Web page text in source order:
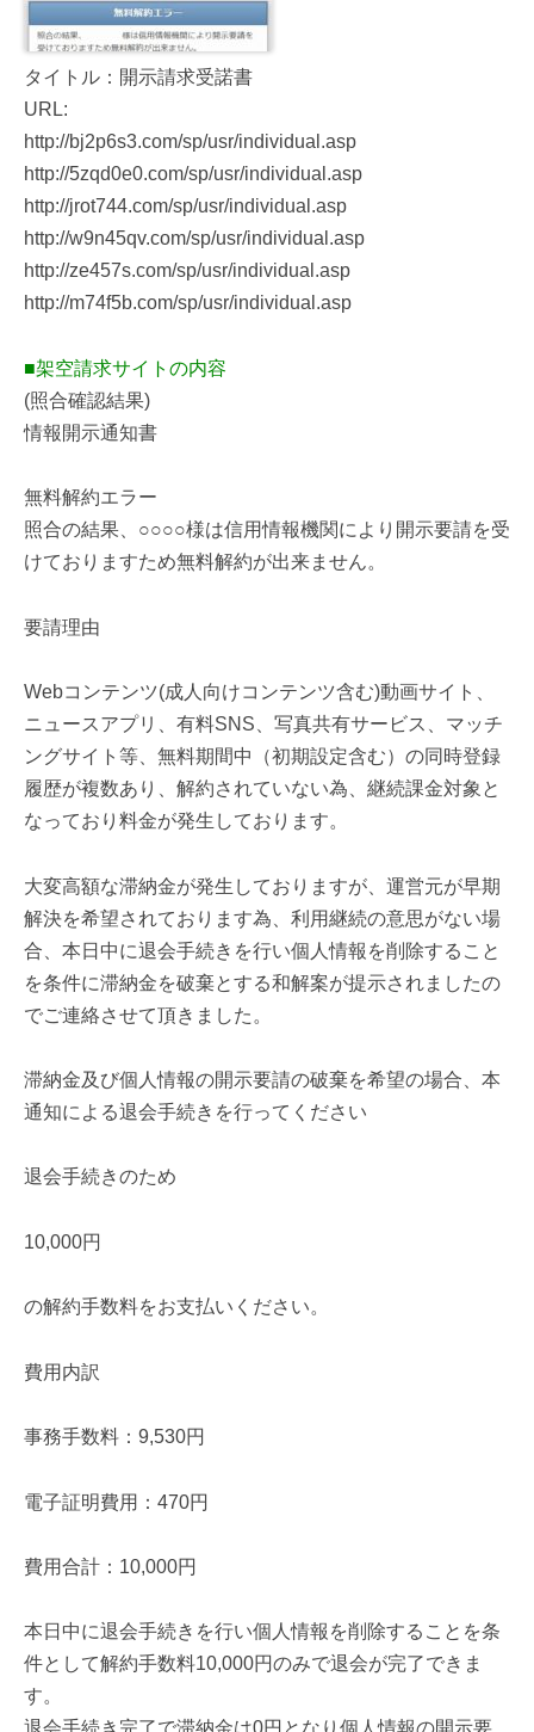
タイトル：開示請求受諾書
URL:
http://bj2p6s3.com/sp/usr/individual.asp
http://5zqd0e0.com/sp/usr/individual.asp
http://jrot744.com/sp/usr/individual.asp
http://w9n45qv.com/sp/usr/individual.asp
http://ze457s.com/sp/usr/individual.asp
http://m74f5b.com/sp/usr/individual.asp
■架空請求サイトの内容
(照合確認結果)
情報開示通知書
無料解約エラー
照合の結果、○○○○様は信用情報機関により開示要請を受
けておりますため無料解約が出来ません。
要請理由
Webコンテンツ(成人向けコンテンツ含む)動画サイト、
ニュースアプリ、有料SNS、写真共有サービス、マッチ
ングサイト等、無料期間中（初期設定含む）の同時登録
履歴が複数あり、解約されていない為、継続課金対象と
なっており料金が発生しております。
大変高額な滞納金が発生しておりますが、運営元が早期
解決を希望されております為、利用継続の意思がない場
合、本日中に退会手続きを行い個人情報を削除すること
を条件に滞納金を破棄とする和解案が提示されましたの
でご連絡させて頂きました。
滞納金及び個人情報の開示要請の破棄を希望の場合、本
通知による退会手続きを行ってください
退会手続きのため
10,000円
の解約手数料をお支払いください。
費用内訳
事務手数料：9,530円
電子証明費用：470円
費用合計：10,000円
本日中に退会手続きを行い個人情報を削除することを条
件として解約手数料10,000円のみで退会が完了できま
す。